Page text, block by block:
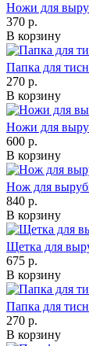
Ножи для
370 р.
В корзину
Папка для
270 р.
В корзину
Ножи для
600 р.
В корзину
Нож для
840 р.
В корзину
Щетка для
675 р.
В корзину
Папка для
270 р.
В корзину